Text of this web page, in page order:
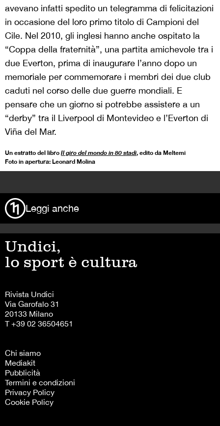
avevano infatti spedito un telegramma di felicitazioni
in occasione del loro primo titolo di Campioni del
Cile. Nel 2010, gli inglesi hanno anche ospitato la
“Coppa della fraternità”, una partita amichevole tra i
due Everton, prima di inaugurare l’anno dopo un
memoriale per commemorare i membri dei due club
caduti nel corso delle due guerre mondiali. E
pensare che un giorno si potrebbe assistere a un
“derby” tra il Liverpool di Montevideo e l’Everton di
Viña del Mar.
Un estratto del libro Il giro del mondo in 80 stadi, edito da Meltemi
Foto in apertura: Leonard Molina
Leggi anche
Undici,
lo sport è cultura
Rivista Undici
Via Garofalo 31
20133 Milano
T +39 02 36504651
Chi siamo
Mediakit
Pubblicità
Termini e condizioni
Privacy Policy
Cookie Policy